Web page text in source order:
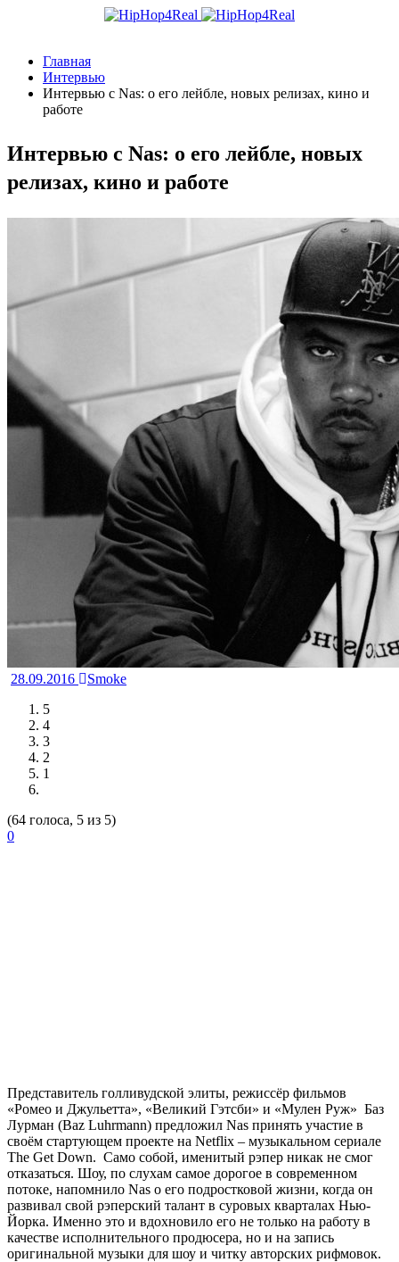
Главная
Интервью
Интервью с Nas: о его лейбле, новых релизах, кино и
работе
Интервью с Nas: о его лейбле, новых
релизах, кино и работе
28.09.2016
Smoke
5
4
3
2
1
(64 голоса, 5 из 5)
0
Представитель голливудской элиты, режиссёр фильмов
«Ромео и Джульетта», «Великий Гэтсби» и «Мулен Руж» Баз
Лурман (Baz Luhrmann) предложил Nas принять участие в
своём стартующем проекте на Netflix – музыкальном сериале
The Get Down. Само собой, именитый рэпер никак не смог
отказаться. Шоу, по слухам самое дорогое в современном
потоке, напомнило Nas о его подростковой жизни, когда он
развивал свой рэперский талант в суровых кварталах Нью-
Йорка. Именно это и вдохновило его не только на работу в
качестве исполнительного продюсера, но и на запись
оригинальной музыки для шоу и читку авторских рифмовок.